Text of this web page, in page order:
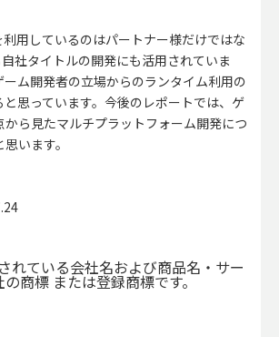
用しているのはパートナー様だけではな
社タイトルの開発にも活用されていま
ム開発者の立場からのランタイム利用の
思っています。今後のレポートでは、ゲ
から見たマルチプラットフォーム開発につ
います。
れている会社名および商品名・サー
の商標 または登録商標です。